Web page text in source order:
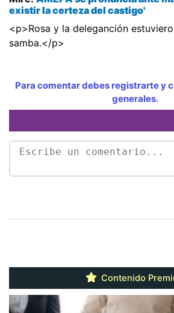
existir la certeza del castigo'
<p>Rosa y la deleganción
samba.</p>
Para comentar debes registrarte y
generales.
Contenido